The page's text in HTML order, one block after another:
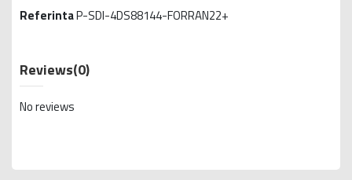
ReferintaP-SDI-4DS88144-FORRAN22+
Reviews(0)
No reviews